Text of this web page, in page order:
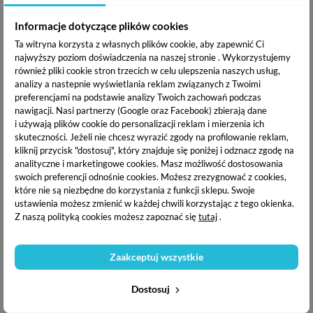
Informacje dotyczące plików cookies
Ta witryna korzysta z własnych plików cookie, aby zapewnić Ci
najwyższy poziom doświadczenia na naszej stronie . Wykorzystujemy
również pliki cookie stron trzecich w celu ulepszenia naszych usług,
analizy a nastepnie wyświetlania reklam związanych z Twoimi
preferencjami na podstawie analizy Twoich zachowań podczas
nawigacji. Nasi partnerzy (Google oraz Facebook) zbierają dane
i używają plików cookie do personalizacji reklam i mierzenia ich
skuteczności. Jeżeli nie chcesz wyrazić zgody na profilowanie reklam,
kliknij przycisk "dostosuj", który znajduje się poniżej i odznacz zgodę na
analityczne i marketingowe cookies. Masz możliwość dostosowania
swoich preferencji odnośnie cookies. Możesz zrezygnować z cookies,
które nie są niezbędne do korzystania z funkcji sklepu. Swoje
ustawienia możesz zmienić w każdej chwili korzystając z tego okienka.
Z naszą polityką cookies możesz zapoznać siętutaj.
Dostosuj
Zaakceptuj wszystkie
DOSTAWA I PŁATNOŚĆ
Yoshi Lakier hybrydowy UVto niezwykłe połączenie
doskonale napigmentowanych kolorów z niezwykła
trwałością. Lakiery marki Yoshi to gęsto-kremowe produkty,
którymi wykonasz wspaniałe stylizacje.
Dostępny kolor : Eye in the Sky 508
Specyfikacja :
2 cienkie warstwy
Granat